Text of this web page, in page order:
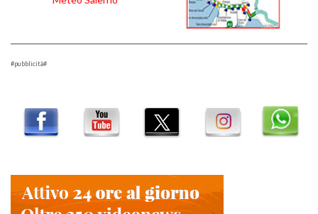
#pubblicità#